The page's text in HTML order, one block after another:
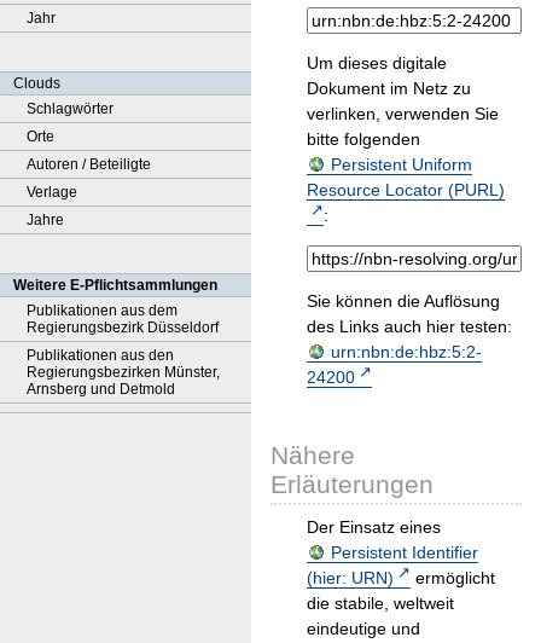
Jahr
Clouds
Schlagwörter
Orte
Autoren / Beteiligte
Verlage
Jahre
Weitere E-Pflichtsammlungen
Publikationen aus dem
Regierungsbezirk Düsseldorf
Publikationen aus den
Regierungsbezirken Münster,
Arnsberg und Detmold
Um dieses digitale
Dokument im Netz zu
verlinken, verwenden Sie
bitte folgenden
Persistent Uniform
Resource Locator (PURL)
:
Sie können die Auflösung
des Links auch hier testen:
urn:nbn:de:hbz:5:2-
24200
Nähere
Erläuterungen
Der Einsatz eines
Persistent Identifier
(hier: URN)
ermöglicht
die stabile, weltweit
eindeutige und